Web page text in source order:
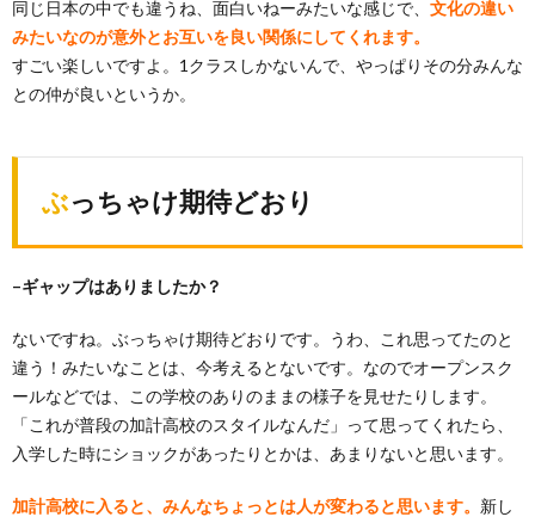
同じ日本の中でも違うね、面白いねーみたいな感じで、 文化の違い
みたいなのが意外とお互いを良い関係にしてくれます。
すごい楽しいですよ。1クラスしかないんで、やっぱりその分みんな
との仲が良いというか。
ぶっちゃけ期待どおり
–ギャップはありましたか？
ないですね。ぶっちゃけ期待どおりです。うわ、これ思ってたのと
違う！みたいなことは、今考えるとないです。なのでオープンスク
ールなどでは、この学校のありのままの様子を見せたりします。
「これが普段の加計高校のスタイルなんだ」って思ってくれたら、
入学した時にショックがあったりとかは、あまりないと思います。
加計高校に入ると、みんなちょっとは人が変わると思います。 新し